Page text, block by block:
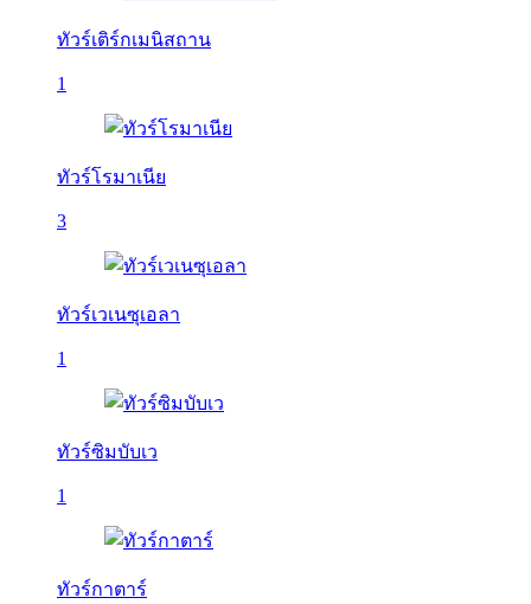
ทัวร์เติร์กเมนิสถาน
1
ทัวร์โรมาเนีย
3
ทัวร์เวเนซุเอลา
1
ทัวร์ซิมบับเว
1
ทัวร์กาตาร์